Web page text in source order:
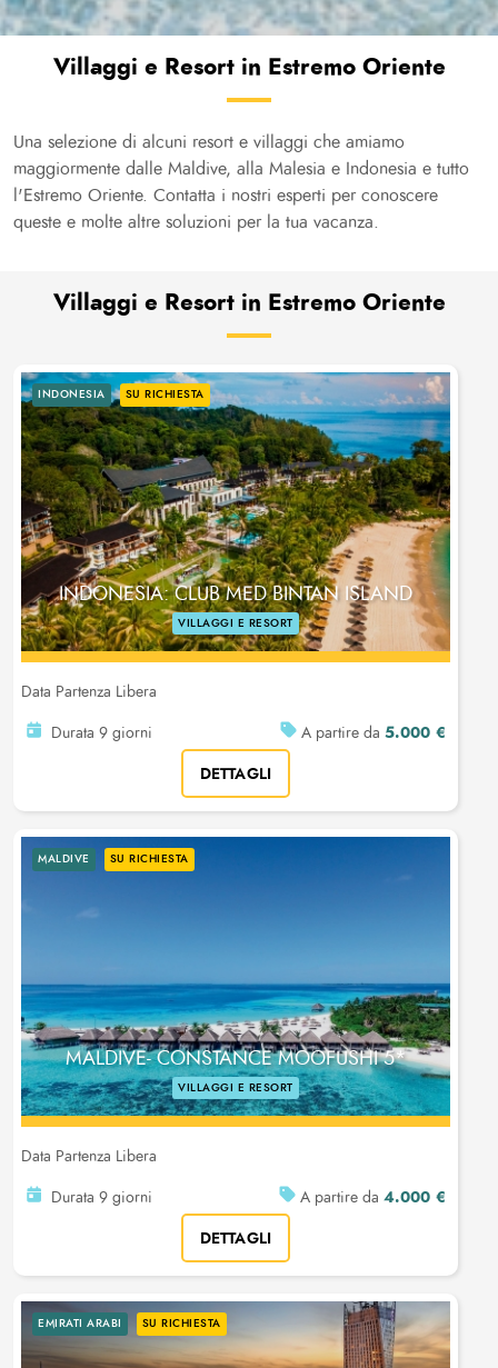
Villaggi e Resort in Estremo Oriente
Una selezione di alcuni resort e villaggi che amiamo
maggiormente dalle Maldive, alla Malesia e Indonesia e tutto
l'Estremo Oriente. Contatta i nostri esperti per conoscere
queste e molte altre soluzioni per la tua vacanza.
Villaggi e Resort in Estremo Oriente
INDONESIA SU RICHIESTA
INDONESIA: CLUB MED BINTAN ISLAND
VILLAGGI E RESORT
Data Partenza Libera
Durata 9 giorni
A partire da 5.000 €
DETTAGLI
MALDIVE SU RICHIESTA
MALDIVE- CONSTANCE MOOFUSHI 5*
VILLAGGI E RESORT
Data Partenza Libera
Durata 9 giorni
A partire da 4.000 €
DETTAGLI
EMIRATI ARABI SU RICHIESTA